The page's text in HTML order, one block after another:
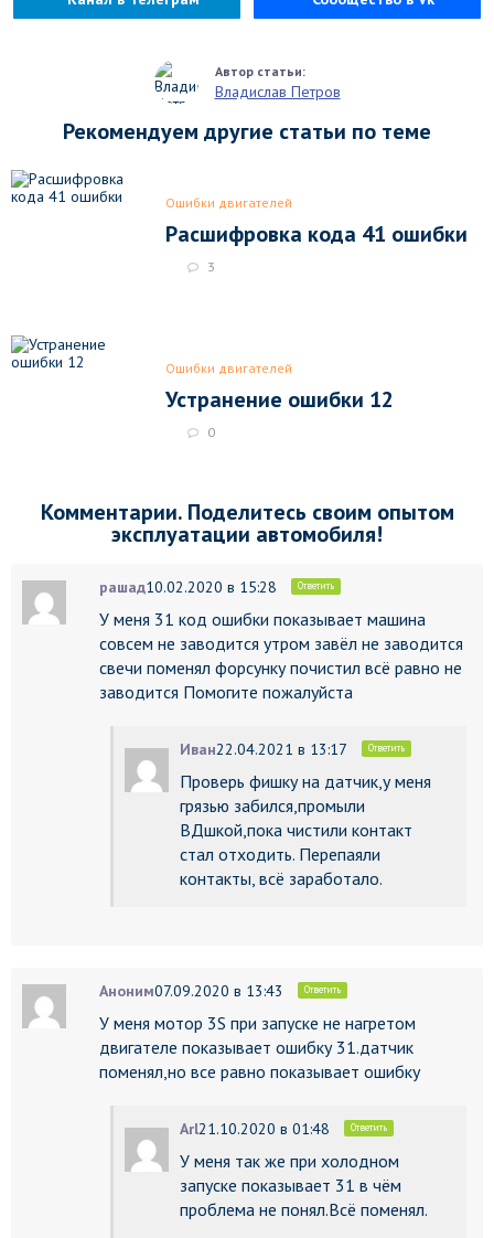
Владислав Петров
Рекомендуем другие статьи по теме
Ошибки двигателей
Расшифровка кода 41 ошибки
3
Ошибки двигателей
Устранение ошибки 12
0
Комментарии. Поделитесь своим опытом
эксплуатации автомобиля!
рашад10.02.2020 в 15:28 Ответить
У меня 31 код ошибки показывает машина
совсем не заводится утром завёл не заводится
свечи поменял форсунку почистил всё равно не
заводится Помогите пожалуйста
Иван22.04.2021 в 13:17 Ответить
Проверь фишку на датчик,у меня
грязью забился,промыли
ВДшкой,пока чистили контакт
стал отходить. Перепаяли
контакты, всё заработало.
Аноним07.09.2020 в 13:43 Ответить
У меня мотор 3S при запуске не нагретом
двигателе показывает ошибку 31.датчик
поменял,но все равно показывает ошибку
Arl21.10.2020 в 01:48 Ответить
У меня так же при холодном
запуске показывает 31 в чём
проблема не понял.Всё поменял.